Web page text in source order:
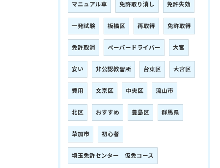
マニュアル車 免許取り消し 免許失効
一発試験 板橋区 再取得 免許取得
免許取消 ペーパードライバー 大宮
安い 非公認教習所 台東区 大宮区
費用 文京区 中央区 流山市
北区 おすすめ 豊島区 群馬県
草加市 初心者
埼玉免許センター 仮免コース